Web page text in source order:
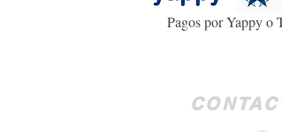
Pagos por Yappy o